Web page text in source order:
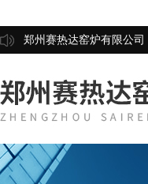
郑州赛热达窑炉有限公司